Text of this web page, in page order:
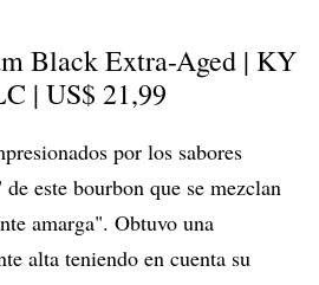
Black Extra-Aged | KY
| US$ 21,99
por los sabores
este bourbon que se mezclan
amarga". Obtuvo una
alta teniendo en cuenta su